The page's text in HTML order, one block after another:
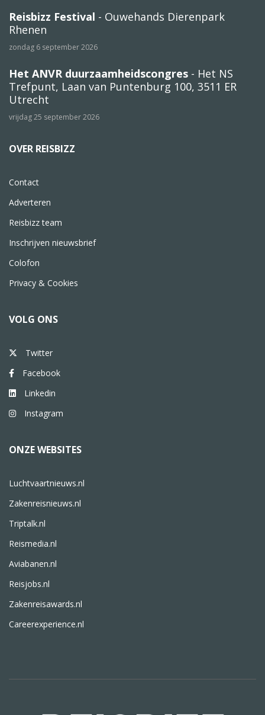
Reisbizz Festival - Ouwehands Dierenpark
Rhenen
zondag 6 september 2026
Het ANVR duurzaamheidscongres - Het NS
Trefpunt, Laan van Puntenburg 100, 3511 ER
Utrecht
vrijdag 25 september 2026
OVER REISBIZZ
Contact
Adverteren
Reisbizz team
Inschrijven nieuwsbrief
Colofon
Privacy & Cookies
VOLG ONS
Twitter
Facebook
Linkedin
Instagram
ONZE WEBSITES
Luchtvaartnieuws.nl
Zakenreisnieuws.nl
Triptalk.nl
Reismedia.nl
Aviabanen.nl
Reisjobs.nl
Zakenreisawards.nl
Careerexperience.nl